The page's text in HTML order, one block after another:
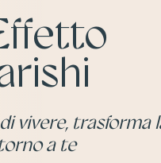
vivere, trasforma
a te